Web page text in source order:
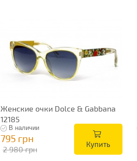
Женские очки Dolce & Gabbana
12185
В наличии
795 грн
2 980 грн
Купить